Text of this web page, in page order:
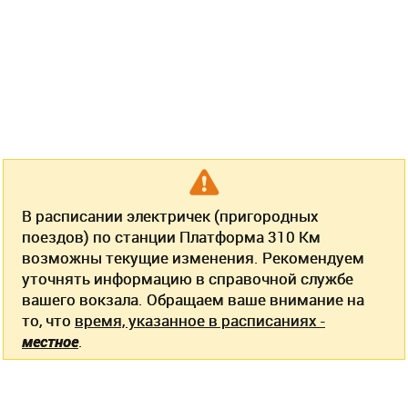
В расписании электричек (пригородных
поездов) по станции Платформа 310 Км
возможны текущие изменения. Рекомендуем
уточнять информацию в справочной службе
вашего вокзала. Обращаем ваше внимание на
то, что время, указанное в расписаниях -
местное.